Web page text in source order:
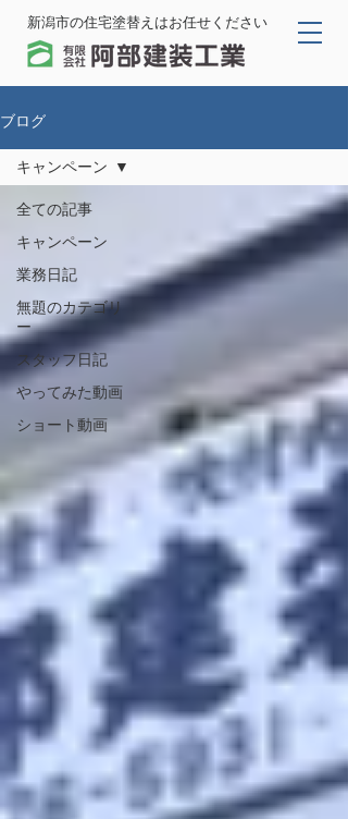
新潟市の住宅塗替えはお任せください
ブログ
全ての記事
キャンペーン
業務日記
無題のカテゴリ
ー
スタッフ日記
やってみた動画
ショート動画
キャンペーン